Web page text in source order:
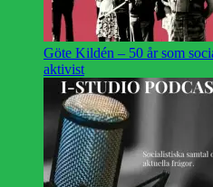
Göte Kildén – 50 år som
aktivist